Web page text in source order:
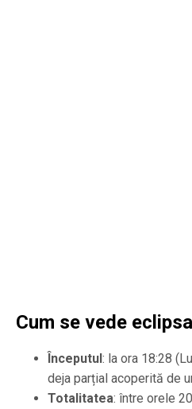
Cum se vede
Începutul: la ora 18:28
deja parțial acoperită de
Totalitatea: între orele